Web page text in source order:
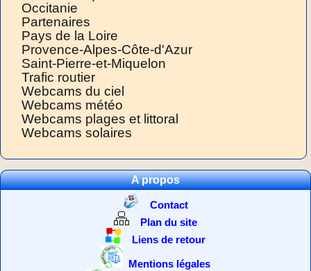
Occitanie
Partenaires
Pays de la Loire
Provence-Alpes-Côte-d'Azur
Saint-Pierre-et-Miquelon
Trafic routier
Webcams du ciel
Webcams météo
Webcams plages et littoral
Webcams solaires
A propos
Contact
Plan du site
Liens de retour
Mentions légales